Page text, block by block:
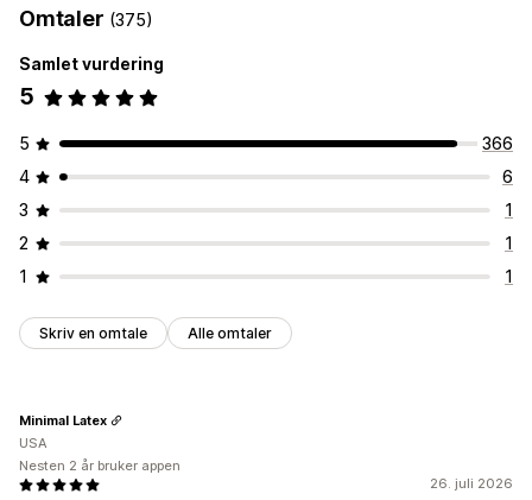
Omtaler (375)
Samlet vurdering
5
5
366
4
6
3
1
2
1
1
1
Skriv en omtale Alle omtaler
26. juli 2026
Minimal Latex
USA
Nesten 2 år bruker appen